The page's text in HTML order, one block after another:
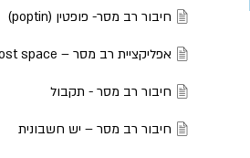
חיבור רב מסר- פופטין (poptin)
אפליקציית רב מסר – boost space
חיבור רב מסר - תקבול
חיבור רב מסר – יש חשבונית